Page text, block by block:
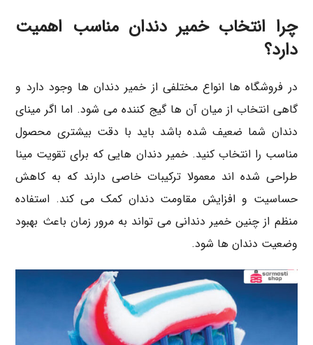
چرا انتخاب خمیر دندان مناسب اهمیت
دارد؟
در فروشگاه ها انواع مختلفی از خمیر دندان ها وجود دارد و
گاهی انتخاب از میان آن ها گیج کننده می شود. اما اگر مینای
دندان شما ضعیف شده باشد باید با دقت بیشتری محصول
مناسب را انتخاب کنید. خمیر دندان هایی که برای تقویت مینا
طراحی شده اند معمولا ترکیبات خاصی دارند که به کاهش
حساسیت و افزایش مقاومت دندان کمک می کند. استفاده
منظم از چنین خمیر دندانی می تواند به مرور زمان باعث بهبود
وضعیت دندان ها شود.